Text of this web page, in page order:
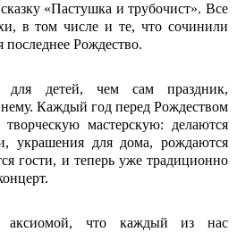
«Пастушка и трубочист». Все
в том числе и те, что сочинили
Рождество.
детей, чем сам праздник,
нему. Каждый год перед Рождеством
мастерскую: делаются
украшения для дома, рождаются
гости, и теперь уже традиционно
аксиомой, что каждый из нас